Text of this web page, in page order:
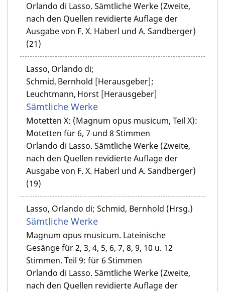
Orlando di Lasso. Sämtliche Werke (Zweite,
nach den Quellen revidierte Auflage der
Ausgabe von F. X. Haberl und A. Sandberger)
(21)
Lasso, Orlando di;
Schmid, Bernhold [Herausgeber];
Leuchtmann, Horst [Herausgeber]
Sämtliche Werke
Motetten X: (Magnum opus musicum, Teil X):
Motetten für 6, 7 und 8 Stimmen
Orlando di Lasso. Sämtliche Werke (Zweite,
nach den Quellen revidierte Auflage der
Ausgabe von F. X. Haberl und A. Sandberger)
(19)
Lasso, Orlando di; Schmid, Bernhold (Hrsg.)
Sämtliche Werke
Magnum opus musicum. Lateinische
Gesänge für 2, 3, 4, 5, 6, 7, 8, 9, 10 u. 12
Stimmen. Teil 9: für 6 Stimmen
Orlando di Lasso. Sämtliche Werke (Zweite,
nach den Quellen revidierte Auflage der